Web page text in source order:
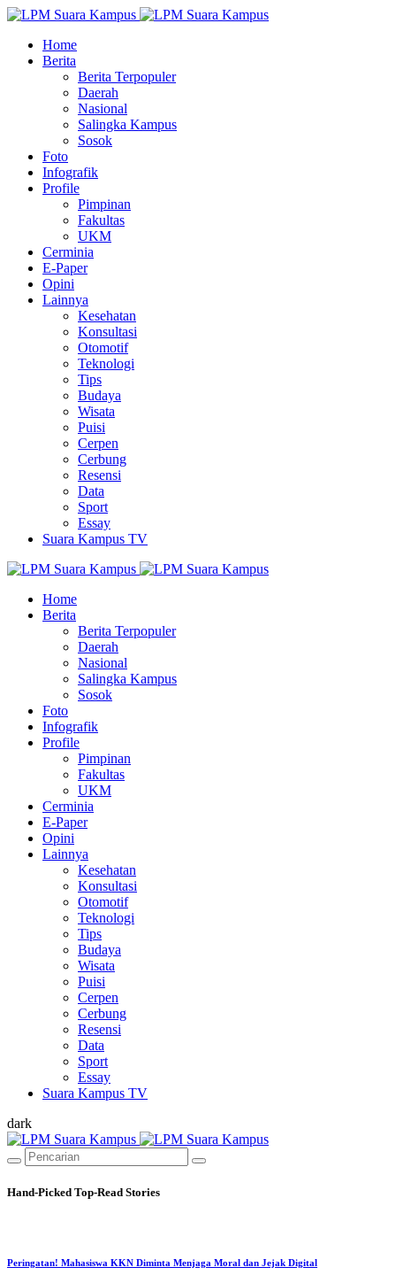
Home
Berita
Berita Terpopuler
Daerah
Nasional
Salingka Kampus
Sosok
Foto
Infografik
Profile
Pimpinan
Fakultas
UKM
Cerminia
E-Paper
Opini
Lainnya
Kesehatan
Konsultasi
Otomotif
Teknologi
Tips
Budaya
Wisata
Puisi
Cerpen
Cerbung
Resensi
Data
Sport
Essay
Suara Kampus TV
Home
Berita
Berita Terpopuler
Daerah
Nasional
Salingka Kampus
Sosok
Foto
Infografik
Profile
Pimpinan
Fakultas
UKM
Cerminia
E-Paper
Opini
Lainnya
Kesehatan
Konsultasi
Otomotif
Teknologi
Tips
Budaya
Wisata
Puisi
Cerpen
Cerbung
Resensi
Data
Sport
Essay
Suara Kampus TV
dark
Hand-Picked Top-Read Stories
Peringatan! Mahasiswa KKN Diminta Menjaga Moral dan Jejak Digital